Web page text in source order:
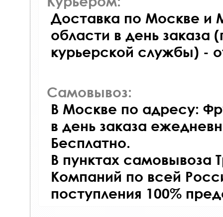
Доставка по Москве и
области в день заказа
курьерской службы) -
Самовывоз:
В Москве по адресу:
в день заказа
Бесплатно.
В пунктах самовывоза
Компаний по всей
поступления 100%